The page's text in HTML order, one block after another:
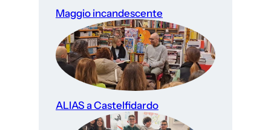
Maggio incandescente
ALIAS a Castelfidardo